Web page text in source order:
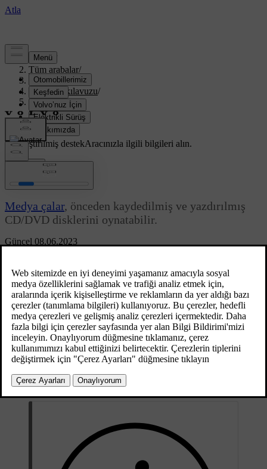
Destek
Tüm arabalar/
XC70 2016/
Kullanıcı kılavuzu/
Infotainment/
CD/DVD/
CD/DVD
Özelleştirilmiş destekAracınızla ilgili bilgileri alın.
Güncel 08.06.2023
CD/DVD
Medya çalar, önceden kaydedilmiş ve yazdırılmış
CD/DVD disklerini oynatabilir.
Önceden kaydedilmiş CD/DVD diskleri (CD/DVD Ses).
Önceden kaydedilmiş DVD-Video diskler (DVD Video).
Ses dosyalarının kaydedildiği CD-/DVD diskler.
Desteklenen dosya formatları hakkında daha fazla bilgi için, bkz.
uyumlu dosya formatları.
içerebilir.